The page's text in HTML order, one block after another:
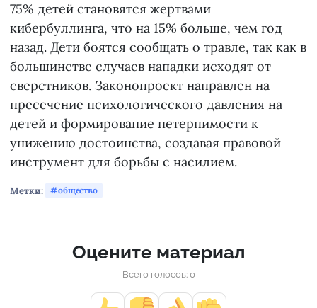
75% детей становятся жертвами
кибербуллинга, что на 15% больше, чем год
назад. Дети боятся сообщать о травле, так как в
большинстве случаев нападки исходят от
сверстников. Законопроект направлен на
пресечение психологического давления на
детей и формирование нетерпимости к
унижению достоинства, создавая правовой
инструмент для борьбы с насилием.
Метки: общество
Оцените материал
Всего голосов: 0